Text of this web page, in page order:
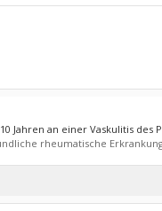
an einer Vaskulitis des
rheumatische